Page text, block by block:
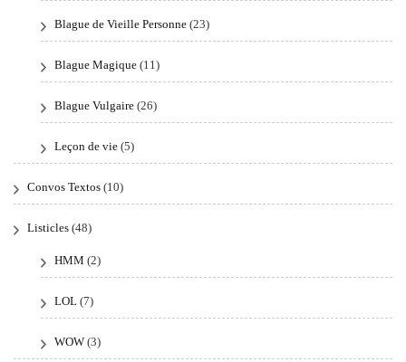
Blague de Vieille Personne (23)
Blague Magique (11)
Blague Vulgaire (26)
Leçon de vie (5)
Convos Textos (10)
Listicles (48)
HMM (2)
LOL (7)
WOW (3)